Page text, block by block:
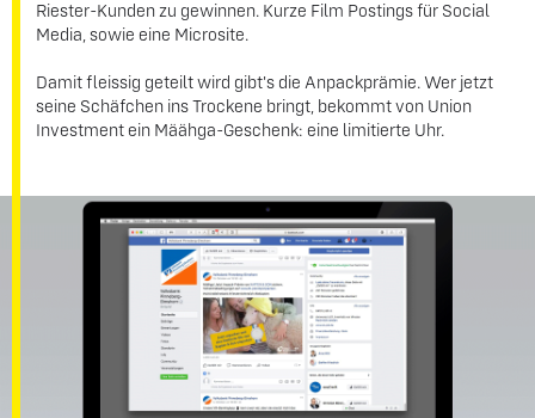
Riester-Kunden zu gewinnen. Kurze Film Postings für Social
Media, sowie eine Microsite.
Damit fleissig geteilt wird gibt's die Anpackprämie. Wer jetzt
seine Schäfchen ins Trockene bringt, bekommt von Union
Investment ein Määhga-Geschenk: eine limitierte Uhr.